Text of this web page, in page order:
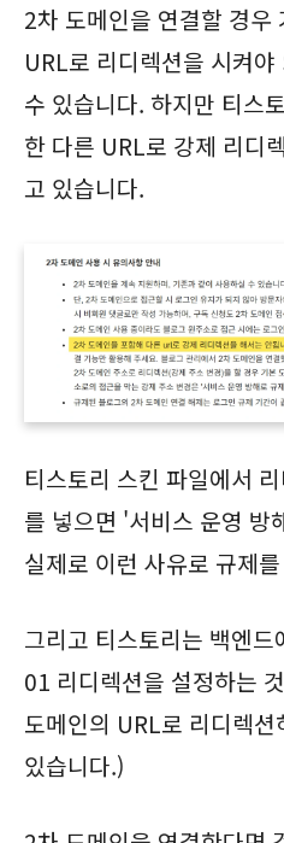
2차 도메인을 연결할 경우
URL로 리디렉션을 시켜
수 있습니다. 하지만 티스
한 다른 URL로 강제 리디
고 있습니다.
티스토리 스킨 파일에서
를 넣으면 '서비스 운영 방
실제로 이런 사유로 규제
그리고 티스토리는 백엔
01 리디렉션을 설정하는
도메인의 URL로 리디렉
있습니다.)